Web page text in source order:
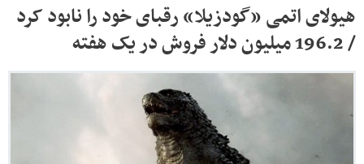
هیولای اتمی «گودزیلا» رقبای خود را نابود کرد
/ 196.2 میلیون دلار فروش در یک هفته